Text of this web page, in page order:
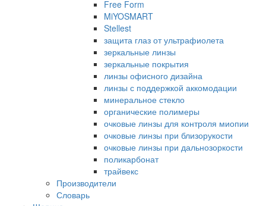
Free Form
MiYOSMART
Stellest
защита глаз от ультрафиолета
зеркальные линзы
зеркальные покрытия
линзы офисного дизайна
линзы с поддержкой аккомодации
минеральное стекло
органические полимеры
очковые линзы для контроля миопии
очковые линзы при близорукости
очковые линзы при дальнозоркости
поликарбонат
трайвекс
Производители
Словарь